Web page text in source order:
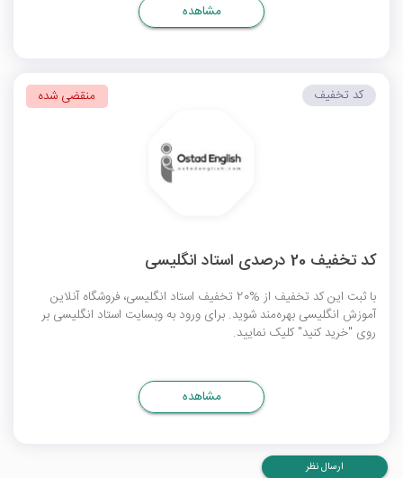
مشاهده
کد تخفیف 20 درصدی استاد انگلیسی
با ثبت این کد تخفیف از %20 تخفیف استاد انگلیسی، فروشگاه آنلاین
آموزش انگلیسی بهره‌مند شوید. برای ورود به وبسایت استاد انگلیسی بر
روی "خرید کنید" کلیک نمایید.
کد تخفیف منقضی شده
مشاهده
ارسال نظر